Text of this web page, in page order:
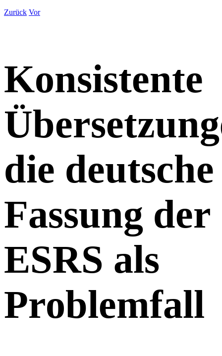
Zurück Vor
Konsistente
die deutsche
Fassung der
ESRS als
Problemfall